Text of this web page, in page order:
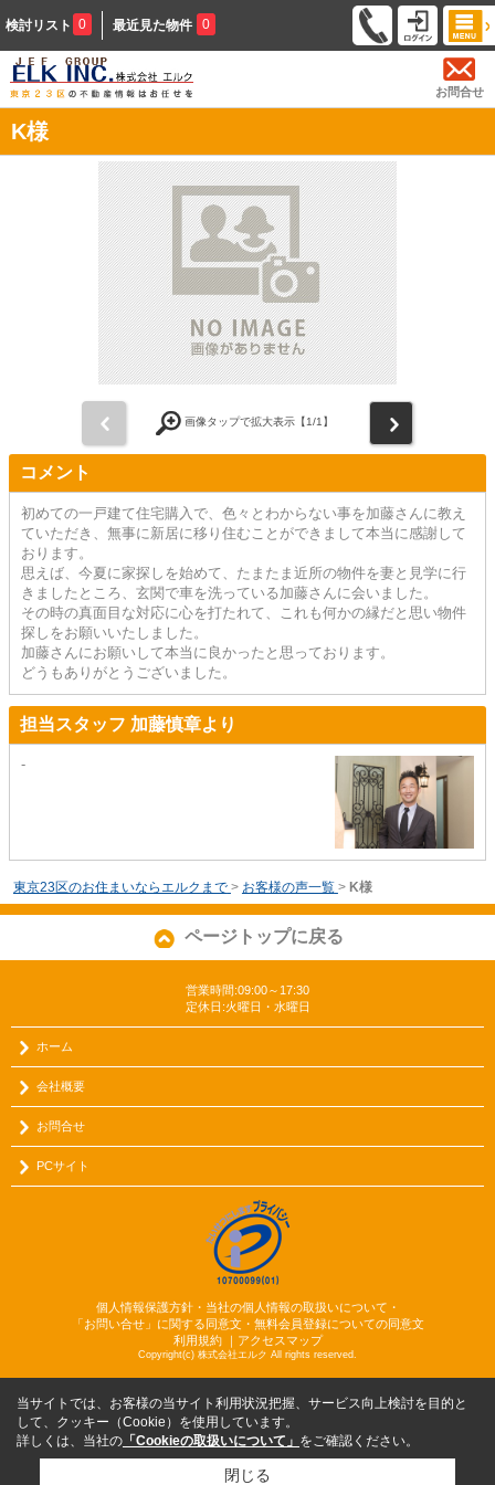
検討リスト 0 最近見た物件 0
お問合せ
K様
画像タップで拡大表示【1/1】
コメント
初めての一戸建て住宅購入で、色々とわからない事を加藤さんに教え
ていただき、無事に新居に移り住むことができまして本当に感謝して
おります。
思えば、今夏に家探しを始めて、たまたま近所の物件を妻と見学に行
きましたところ、玄関で車を洗っている加藤さんに会いました。
その時の真面目な対応に心を打たれて、これも何かの縁だと思い物件
探しをお願いいたしました。
加藤さんにお願いして本当に良かったと思っております。
どうもありがとうございました。
担当スタッフ 加藤慎章より
-
東京23区のお住まいならエルクまで > お客様の声一覧 > K様
ページトップに戻る
営業時間:09:00～17:30
定休日:火曜日・水曜日
ホーム
会社概要
お問合せ
PCサイト
個人情報保護方針・当社の個人情報の取扱いについて・
「お問い合せ」に関する同意文・無料会員登録についての同意文
利用規約｜ アクセスマップ
Copyright(c) 株式会社エルク All rights reserved.
当サイトでは、お客様の当サイト利用状況把握、サービス向上検討を目的と
して、クッキー（Cookie）を使用しています。
詳しくは、当社の 「Cookieの取扱いについて」 をご確認ください。
閉じる